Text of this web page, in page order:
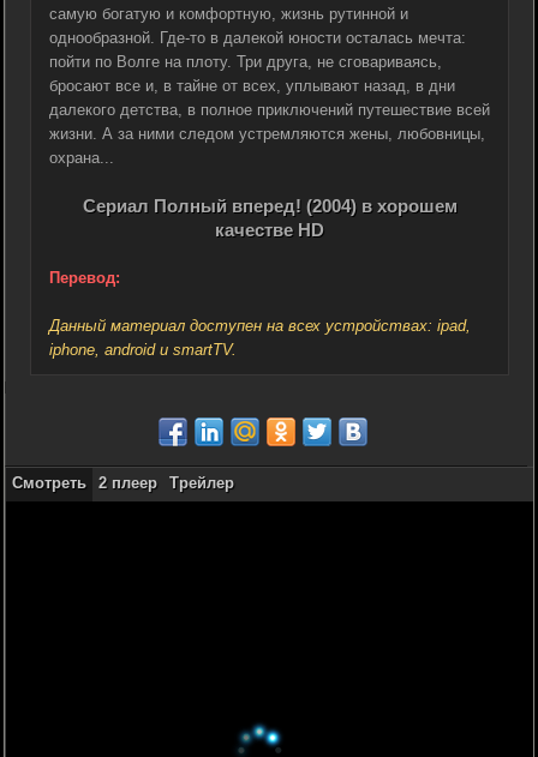
самую богатую и комфортную, жизнь рутинной и
однообразной. Где-то в далекой юности осталась мечта:
пойти по Волге на плоту. Три друга, не сговариваясь,
бросают все и, в тайне от всех, уплывают назад, в дни
далекого детства, в полное приключений путешествие всей
жизни. А за ними следом устремляются жены, любовницы,
охрана...
Сериал Полный вперед! (2004) в хорошем
качестве HD
Перевод:
Данный материал доступен на всех устройствах: ipad,
iphone, android и smartTV.
Смотреть 2 плеер Трейлер